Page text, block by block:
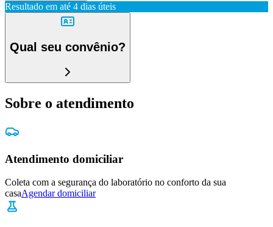
Resultado em até 4 dias úteis
Qual seu convênio?
Sobre o atendimento
Atendimento domiciliar
Coleta com a segurança do laboratório no conforto da sua
casaAgendar domiciliar